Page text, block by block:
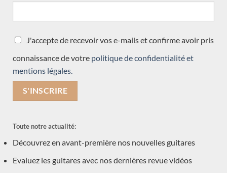
Précédemment vendue
Acoustique
Luthiers
Andreas Kirschner
Carsten Kobs
J'accepte de recevoir vos e-mails et confirme avoir pris
connaissance de votre politique de confidentialité et
mentions légales.
Toute notre actualité:
Découvrez en avant-première nos nouvelles guitares
Evaluez les guitares avec nos dernières revue vidéos